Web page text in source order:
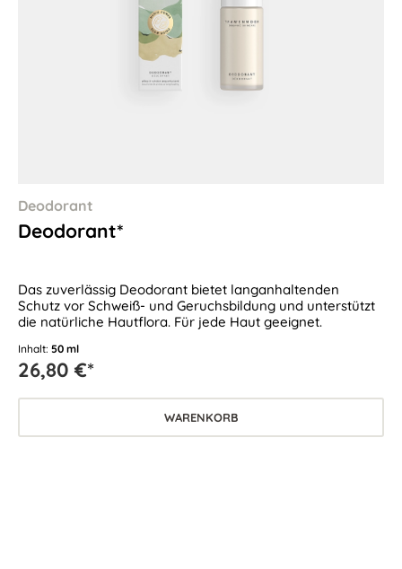
Deodorant
Deodorant*
Das zuverlässig Deodorant bietet langanhaltenden
Schutz vor Schweiß- und Geruchsbildung und unterstützt
die natürliche Hautflora. Für jede Haut geeignet.
Inhalt: 50 ml
26,80 €*
WARENKORB